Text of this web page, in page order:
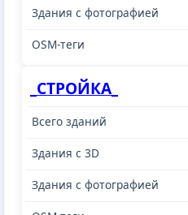
_СТРОЙКА_